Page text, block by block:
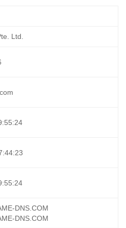
Ltd.
DNS.COM
DNS.COM